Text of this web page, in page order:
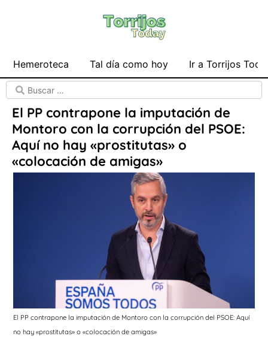
Hemeroteca Tal día como hoy Ir a Torrijos
El PP contrapone la imputación de
Montoro con la corrupción del PSOE:
Aquí no hay «prostitutas» o
«colocación de amigas»
El PP contrapone la imputación de Montoro con la corrupción del PSOE: Aquí
no hay «prostitutas» o «colocación de amigas»